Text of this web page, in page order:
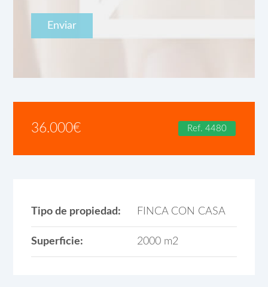
36.000€ Ref. 4480
Tipo de propiedad: FINCA CON CASA
Superficie: 2000 m2